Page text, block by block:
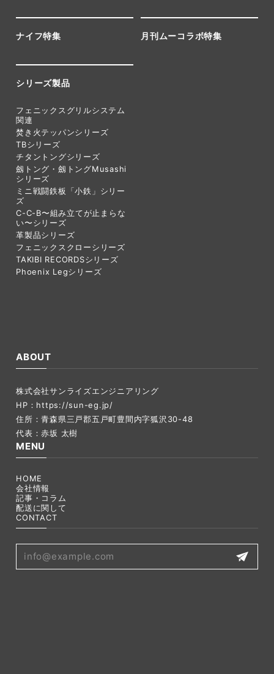
ナイフ特集 月刊ムーコラボ特集
シリーズ製品
フェニックスグリルシステム
関連
焚き火テッパンシリーズ
TBシリーズ
チタントングシリーズ
劔トング・劔トングMusashi
シリーズ
ミニ戦闘鉄板「小鉄」シリー
ズ
C-C-B〜組み立てが止まらな
い〜シリーズ
革製品シリーズ
フェニックスクローシリーズ
TAKIBI RECORDSシリーズ
Phoenix Legシリーズ
ABOUT
株式会社サンライズエンジニアリング
HP： https://sun-eg.jp/
住所：青森県三戸郡五戸町豊間内字狐沢30-48
代表：赤坂 太樹
MENU
HOME
会社情報
記事・コラム
配送に関して
CONTACT